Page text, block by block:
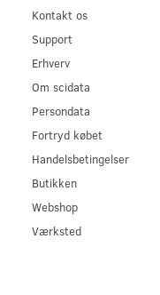
Kontakt os
Support
Erhverv
Om scidata
Persondata
Fortryd købet
Handelsbetingelser
Butikken
Webshop
Værksted